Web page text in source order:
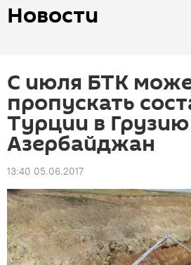
Новости
С июля БТК
пропускать
Турции в
Азербайджан
13:40 05.06.2017